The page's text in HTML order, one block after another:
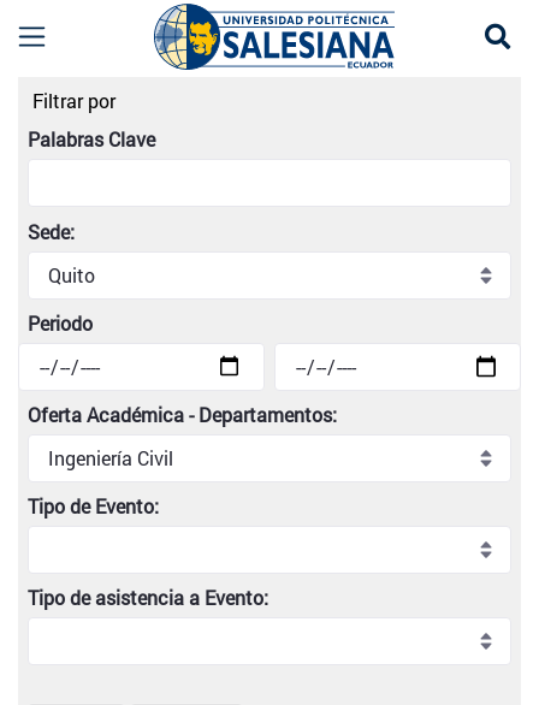
Listado de eventos universitarios |
Filtrar por
Palabras Clave
Sede:
Periodo
Oferta Académica - Departamentos:
Tipo de Evento:
Tipo de asistencia a Evento: